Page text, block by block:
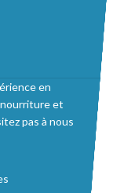
en
et
pas à nous